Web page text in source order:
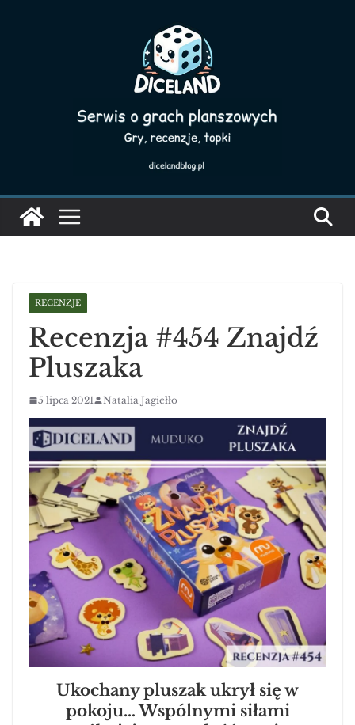
RECENZJE
Recenzja #454 Znajdź
Pluszaka
5 lipca 2021 Natalia Jagiełło
Ukochany pluszak ukrył się w
pokoju… Wspólnymi siłami